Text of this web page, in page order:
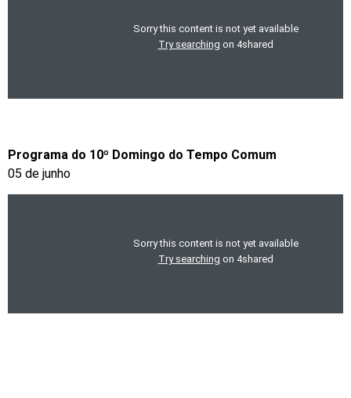
Programa do 10º Domingo do Tempo Comum
05 de junho